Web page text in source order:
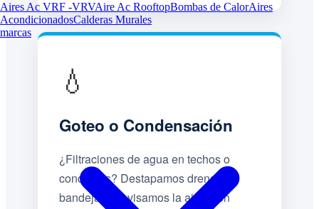
Aires Ac VRF -VRVAire Ac RooftopBombas de CalorAires
AcondicionadosCalderas Murales
marcas
💧
Goteo o Condensación
¿Filtraciones de agua en techos o
conductos? Destapamos drenajes,
bandejas y revisamos la aislación